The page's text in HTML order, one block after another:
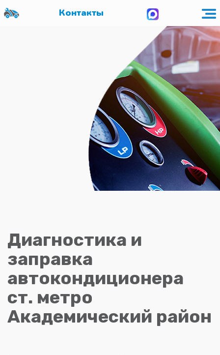
Контакты
Диагностика и
заправка
автокондиционера
ст. метро
Академический район